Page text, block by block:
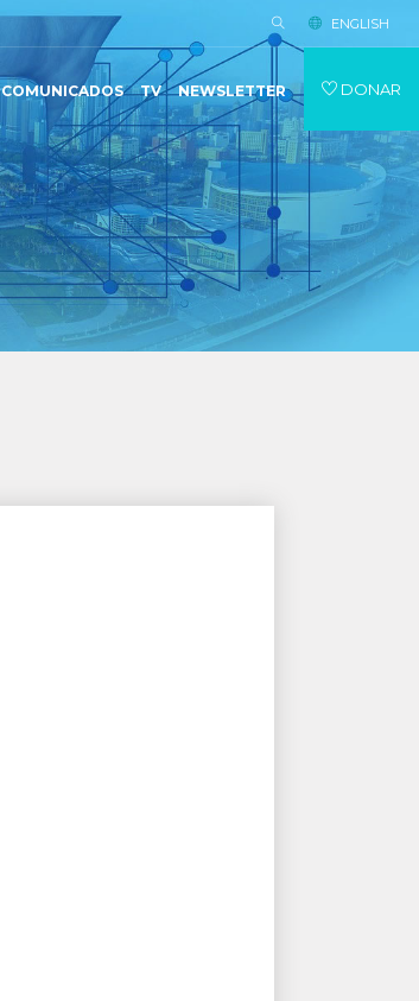
ENGLISH
COMUNICADOS TV NEWSLETTER DONAR